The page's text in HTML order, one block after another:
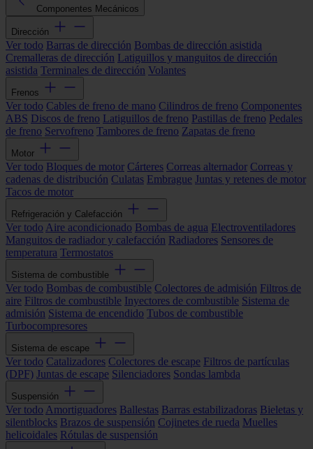
Componentes Mecánicos
Dirección
Ver todo Barras de dirección Bombas de dirección asistida
Cremalleras de dirección Latiguillos y manguitos de dirección
asistida Terminales de dirección Volantes
Frenos
Ver todo Cables de freno de mano Cilindros de freno Componentes
ABS Discos de freno Latiguillos de freno Pastillas de freno Pedales
de freno Servofreno Tambores de freno Zapatas de freno
Motor
Ver todo Bloques de motor Cárteres Correas alternador Correas y
cadenas de distribución Culatas Embrague Juntas y retenes de motor
Tacos de motor
Refrigeración y Calefacción
Ver todo Aire acondicionado Bombas de agua Electroventiladores
Manguitos de radiador y calefacción Radiadores Sensores de
temperatura Termostatos
Sistema de combustible
Ver todo Bombas de combustible Colectores de admisión Filtros de
aire Filtros de combustible Inyectores de combustible Sistema de
admisión Sistema de encendido Tubos de combustible
Turbocompresores
Sistema de escape
Ver todo Catalizadores Colectores de escape Filtros de partículas
(DPF) Juntas de escape Silenciadores Sondas lambda
Suspensión
Ver todo Amortiguadores Ballestas Barras estabilizadoras Bieletas y
silentblocks Brazos de suspensión Cojinetes de rueda Muelles
helicoidales Rótulas de suspensión